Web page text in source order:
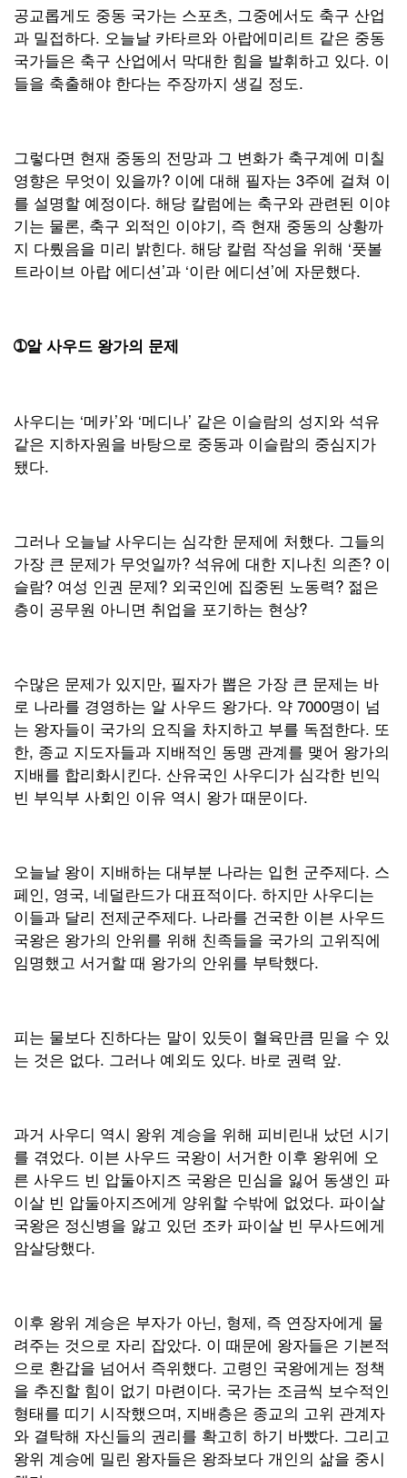
공교롭게도 중동 국가는 스포츠, 그중에서도 축구 산업
과 밀접하다. 오늘날 카타르와 아랍에미리트 같은 중동
국가들은 축구 산업에서 막대한 힘을 발휘하고 있다. 이
들을 축출해야 한다는 주장까지 생길 정도.
그렇다면 현재 중동의 전망과 그 변화가 축구계에 미칠
영향은 무엇이 있을까? 이에 대해 필자는 3주에 걸쳐 이
를 설명할 예정이다. 해당 칼럼에는 축구와 관련된 이야
기는 물론, 축구 외적인 이야기, 즉 현재 중동의 상황까
지 다뤘음을 미리 밝힌다. 해당 칼럼 작성을 위해 ‘풋볼
트라이브 아랍 에디션’과 ‘이란 에디션’에 자문했다.
➀알 사우드 왕가의 문제
사우디는 ‘메카’와 ‘메디나’ 같은 이슬람의 성지와 석유
같은 지하자원을 바탕으로 중동과 이슬람의 중심지가
됐다.
그러나 오늘날 사우디는 심각한 문제에 처했다. 그들의
가장 큰 문제가 무엇일까? 석유에 대한 지나친 의존? 이
슬람? 여성 인권 문제? 외국인에 집중된 노동력? 젊은
층이 공무원 아니면 취업을 포기하는 현상?
수많은 문제가 있지만, 필자가 뽑은 가장 큰 문제는 바
로 나라를 경영하는 알 사우드 왕가다. 약 7000명이 넘
는 왕자들이 국가의 요직을 차지하고 부를 독점한다. 또
한, 종교 지도자들과 지배적인 동맹 관계를 맺어 왕가의
지배를 합리화시킨다. 산유국인 사우디가 심각한 빈익
빈 부익부 사회인 이유 역시 왕가 때문이다.
오늘날 왕이 지배하는 대부분 나라는 입헌 군주제다. 스
페인, 영국, 네덜란드가 대표적이다. 하지만 사우디는
이들과 달리 전제군주제다. 나라를 건국한 이븐 사우드
국왕은 왕가의 안위를 위해 친족들을 국가의 고위직에
임명했고 서거할 때 왕가의 안위를 부탁했다.
피는 물보다 진하다는 말이 있듯이 혈육만큼 믿을 수 있
는 것은 없다. 그러나 예외도 있다. 바로 권력 앞.
과거 사우디 역시 왕위 계승을 위해 피비린내 났던 시기
를 겪었다. 이븐 사우드 국왕이 서거한 이후 왕위에 오
른 사우드 빈 압둘아지즈 국왕은 민심을 잃어 동생인 파
이살 빈 압둘아지즈에게 양위할 수밖에 없었다. 파이살
국왕은 정신병을 앓고 있던 조카 파이살 빈 무사드에게
암살당했다.
이후 왕위 계승은 부자가 아닌, 형제, 즉 연장자에게 물
려주는 것으로 자리 잡았다. 이 때문에 왕자들은 기본적
으로 환갑을 넘어서 즉위했다. 고령인 국왕에게는 정책
을 추진할 힘이 없기 마련이다. 국가는 조금씩 보수적인
형태를 띠기 시작했으며, 지배층은 종교의 고위 관계자
와 결탁해 자신들의 권리를 확고히 하기 바빴다. 그리고
왕위 계승에 밀린 왕자들은 왕좌보다 개인의 삶을 중시